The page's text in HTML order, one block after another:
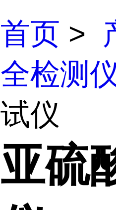
首页 >
全检测
试仪
亚硫